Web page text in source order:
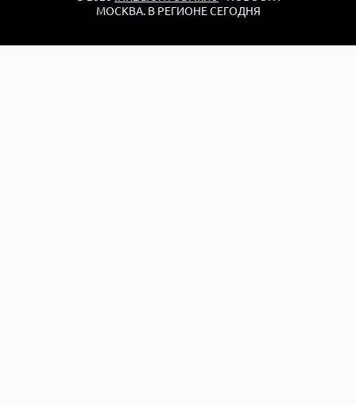
МОСКВА. В РЕГИОНЕ СЕГОДНЯ